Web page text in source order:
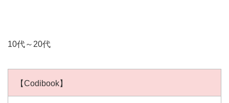
10代～20代
【Codibook】